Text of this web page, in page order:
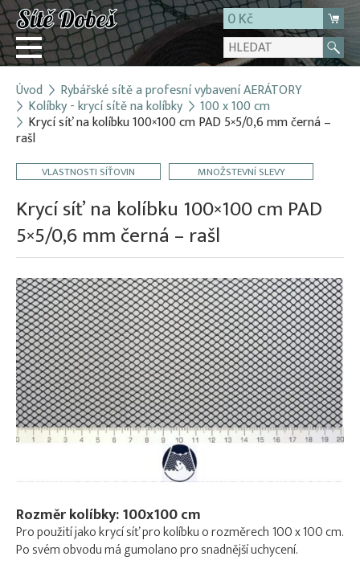
0 Kč
Přihlásit
Registrace
O firmě
Kontakt
Úvod Rybářské sítě a profesní vybavení AERÁTORY
Kolíbky - krycí sítě na kolíbky 100 x 100 cm
Krycí síť na kolíbku 100×100 cm PAD 5×5/0,6 mm černá –
rašl
VLASTNOSTI SÍŤOVIN MNOŽSTEVNÍ SLEVY
Krycí síť na kolíbku 100×100 cm PAD
5×5/0,6 mm černá – rašl
Rozměr kolíbky: 100x100 cm
Pro použití jako krycí síť pro kolíbku o rozměrech 100 x 100 cm.
Po svém obvodu má gumolano pro snadnější uchycení.